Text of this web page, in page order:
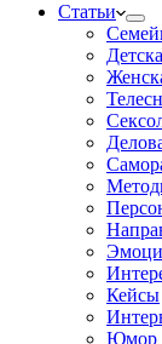
Статьи
Кейсы
Юмор